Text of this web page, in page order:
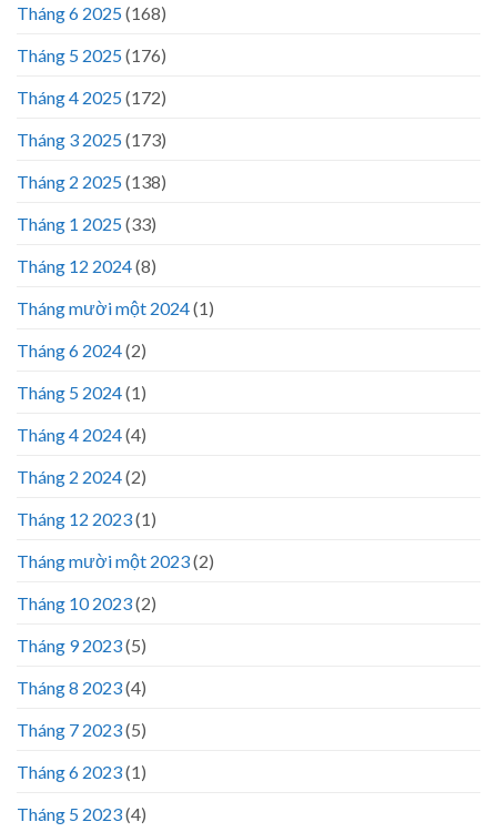
Tháng 6 2025(168)
Tháng 5 2025(176)
Tháng 4 2025(172)
Tháng 3 2025(173)
Tháng 2 2025(138)
Tháng 1 2025(33)
Tháng 12 2024(8)
Tháng mười một 2024(1)
Tháng 6 2024(2)
Tháng 5 2024(1)
Tháng 4 2024(4)
Tháng 2 2024(2)
Tháng 12 2023(1)
Tháng mười một 2023(2)
Tháng 10 2023(2)
Tháng 9 2023(5)
Tháng 8 2023(4)
Tháng 7 2023(5)
Tháng 6 2023(1)
Tháng 5 2023(4)